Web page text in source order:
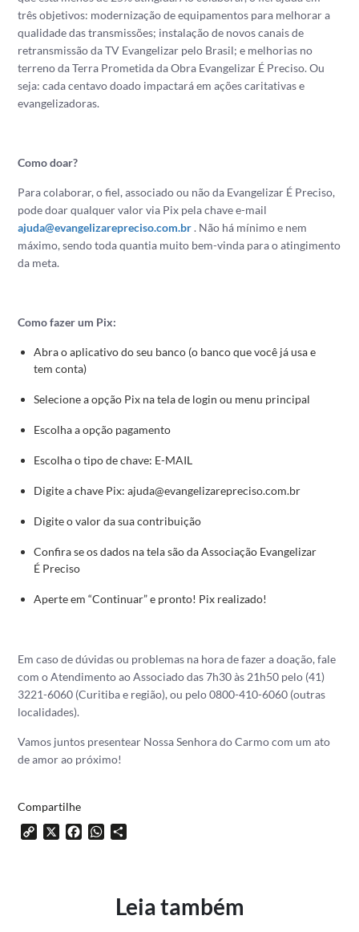
três objetivos: modernização de equipamentos para melhorar a
qualidade das transmissões; instalação de novos canais de
retransmissão da TV Evangelizar pelo Brasil; e melhorias no
terreno da Terra Prometida da Obra Evangelizar É Preciso. Ou
seja: cada centavo doado impactará em ações caritativas e
evangelizadoras.
Como doar?
Para colaborar, o fiel, associado ou não da Evangelizar É Preciso,
pode doar qualquer valor via Pix pela chavee-mail
ajuda@evangelizarepreciso.com.br. Não há mínimo e nem
máximo, sendo toda quantia muito bem-vinda para o atingimento
da meta.
Como fazer um Pix:
Abra o aplicativo do seu banco (o banco que você já usa e
tem conta)
Selecione a opção Pix na tela de login ou menu principal
Escolha a opção pagamento
Escolha o tipo de chave: E-MAIL
Digite a chave Pix: ajuda@evangelizarepreciso.com.br
Digite o valor da sua contribuição
Confira se os dados na tela são da Associação Evangelizar
É Preciso
Aperte em “Continuar” e pronto! Pix realizado!
Em caso de dúvidas ou problemas na hora de fazer a doação, fale
com o Atendimento ao Associado das 7h30 às 21h50 pelo (41)
3221-6060 (Curitiba e região), ou pelo 0800-410-6060 (outras
localidades).
Vamos juntos presentear Nossa Senhora do Carmo com um ato
de amor ao próximo!
Compartilhe
Copy X FacebookWhatsApp
Leia também